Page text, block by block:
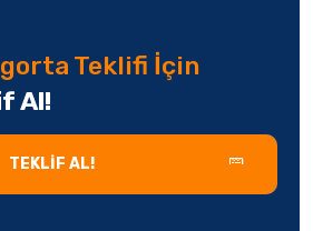
Teklifi İçin
Al!
TEKLIF AL!